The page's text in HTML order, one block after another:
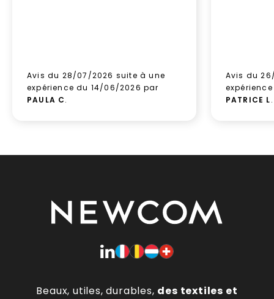
Avis du 28/07/2026 suite à une
expérience du 14/06/2026 par
PAULA C.
Avis du
PATRICE L.
Beaux, utiles, durables, des textiles et